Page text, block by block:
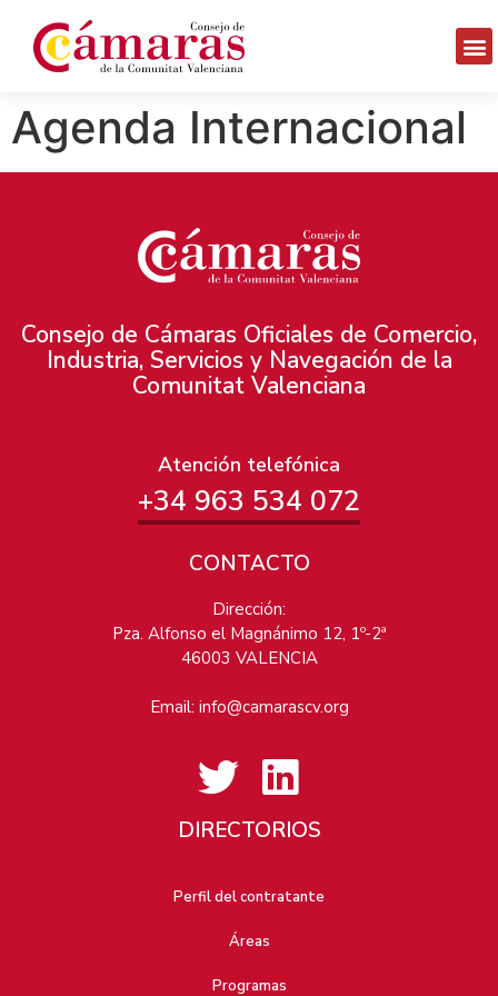
Agenda Internacional
Consejo de Cámaras Oficiales de Comercio,
Industria, Servicios y Navegación de la
Comunitat Valenciana
Atención telefónica
+34 963 534 072
CONTACTO
Dirección:
Pza. Alfonso el Magnánimo 12, 1º-2ª
46003 VALENCIA
Email: info@camarascv.org
DIRECTORIOS
Perfil del contratante
Áreas
Programas